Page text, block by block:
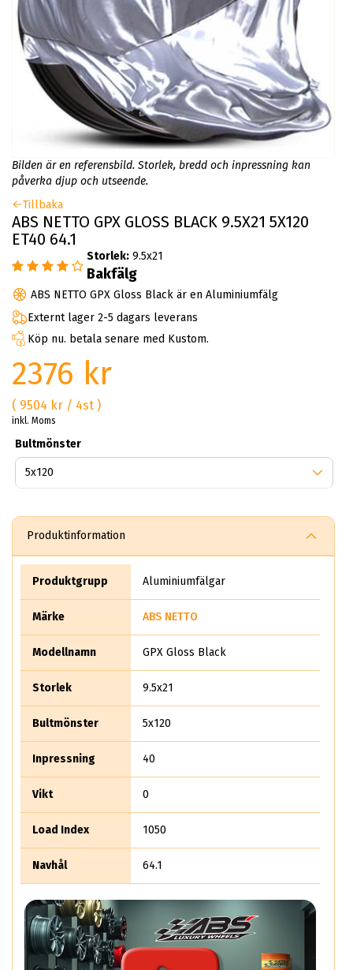
Bilden är en referensbild. Storlek, bredd och inpressning kan
påverka djup och utseende.
Tillbaka
ABS NETTO GPX GLOSS BLACK 9.5X21 5X120
ET40 64.1
Storlek: 9.5x21
Bakfälg
ABS NETTO GPX Gloss Black är en Aluminiumfälg
Externt lager 2-5 dagars leverans
Köp nu. betala senare med Kustom.
2376 kr
( 9504 kr / 4st )
inkl. Moms
Bultmönster
Produktinformation
Produktgrupp Aluminiumfälgar
Märke ABS NETTO
Modellnamn GPX Gloss Black
Storlek 9.5x21
Bultmönster 5x120
Inpressning 40
Vikt 0
Load Index 1050
Navhål 64.1